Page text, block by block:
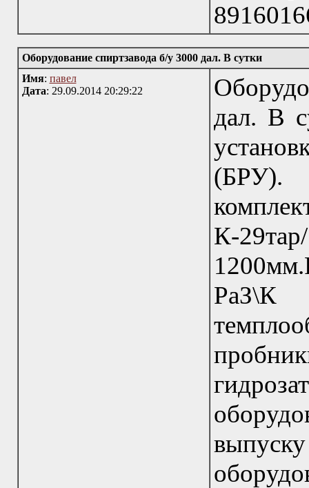
Оборудование спиртзавода б/у 3000 дал. В сутки
Имя: павел
Дата: 29.09.2014 20:29:22
дал. В
(БРУ).
К-
РаЗ\К